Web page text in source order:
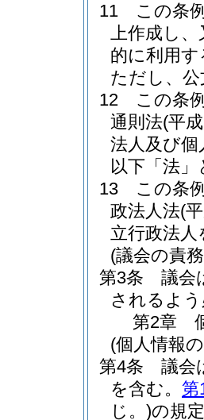
11
この条
上作成し
的に利用
ただし、
12
この条
通則法(平
法人及び
以下「法
13
この条
政法人法(
立行政法
(議会の責
第3条
議会
されるよ
第2章
(個人情報
第4条
議会
を含む。 第
じ。)の規